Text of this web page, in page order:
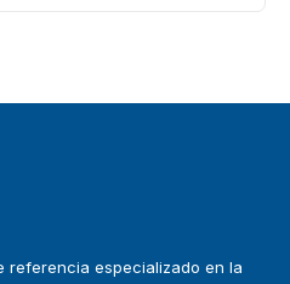
referencia especializado en la